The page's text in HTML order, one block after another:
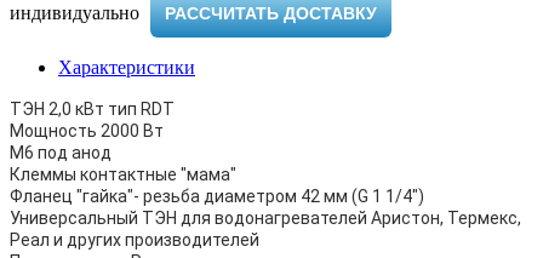
индивидуально ​
РАССЧИТАТЬ ДОСТАВКУ
Характеристики
ТЭН 2,0 кВт тип RDT
Мощность 2000 Вт
M6 под анод
Клеммы контактные "мама"
Фланец "гайка"- резьба диаметром 42 мм (G 1 1/4")
Универсальный ТЭН для водонагревателей Аристон, Термекс,
Реал и других производителей